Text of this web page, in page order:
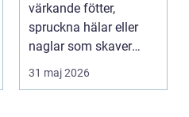
värkande fötter,
spruckna hälar eller
naglar som skaver
utan att göra något åt
31 maj 2026